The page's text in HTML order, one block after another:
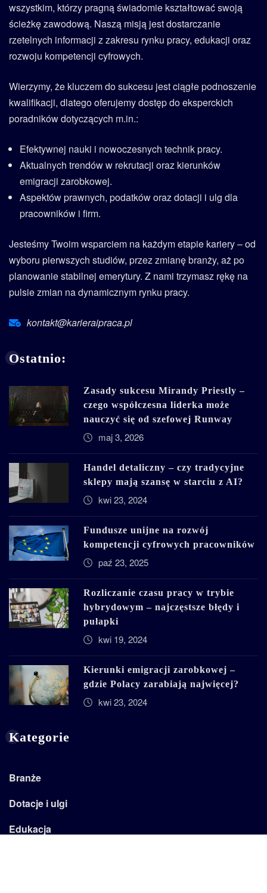
wszystkim, którzy pragną świadomie kształtować swoją
ścieżkę zawodową. Naszą misją jest dostarczanie
rzetelnych informacji z zakresu rynku pracy, edukacji oraz
rozwoju kompetencji cyfrowych.
Wierzymy, że kluczem do sukcesu jest ciągłe podnoszenie
kwalifikacji, dlatego oferujemy dostęp do eksperckich
poradników dotyczących m.in.:
Efektywnej nauki i nowoczesnych technik pracy.
Aktualnych trendów w rekrutacji oraz kierunków
emigracji zarobkowej.
Aspektów prawnych, podatków oraz dotacji i ulg dla
pracowników i firm.
Jesteśmy Twoim wsparciem na każdym etapie kariery – od
wyboru pierwszych studiów, przez zmianę branży, aż po
planowanie stabilnej emerytury. Z nami trzymasz rękę na
pulsie zmian na dynamicznym rynku pracy.
kontakt@karieraipraca.pl
Ostatnio:
Zasady sukcesu Mirandy Priestly –
czego współczesna liderka może
nauczyć się od szefowej Runway
maj 3, 2026
Handel detaliczny – czy tradycyjne
sklepy mają szansę w starciu z AI?
kwi 23, 2024
Fundusze unijne na rozwój
kompetencji cyfrowych pracowników
paź 23, 2025
Rozliczanie czasu pracy w trybie
hybrydowym – najczęstsze błędy i
pułapki
kwi 19, 2024
Kierunki emigracji zarobkowej –
gdzie Polacy zarabiają najwięcej?
kwi 23, 2024
Kategorie
Branże
Dotacje i ulgi
Edukacja